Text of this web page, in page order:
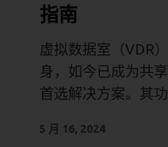
指南
虚拟数据室（VDR
身，如今已成为共
首选解决方案。其
情况的细粒度分析...
5 月 16, 2024